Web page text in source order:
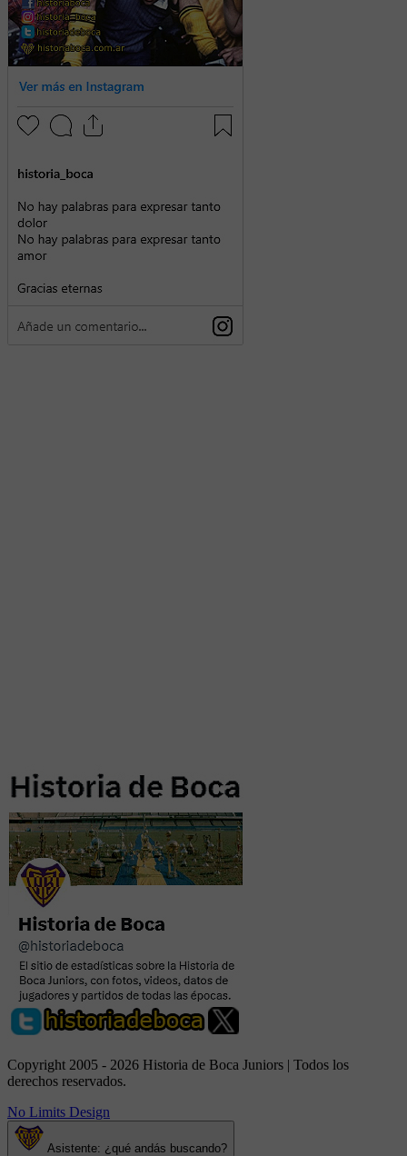
Copyright 2005 - 2026 Historia de Boca Juniors | Todos los
derechos reservados.
No Limits Design
Asistente: ¿qué andás buscando?